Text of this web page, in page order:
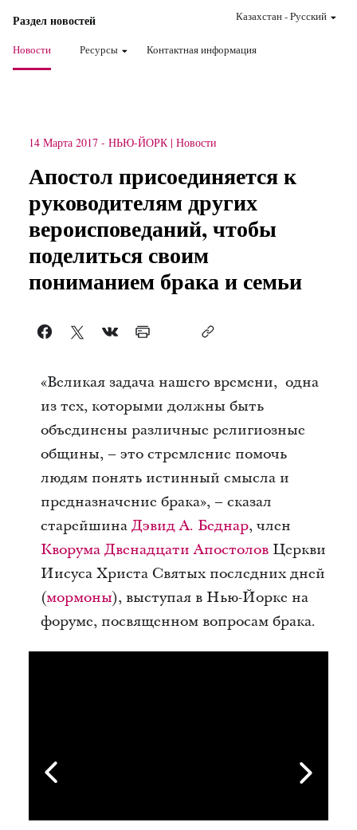
Раздел новостей
Новости Ресурсы Контактная информация
Казахстан-Pусский
14 Марта 2017 - НЬЮ-ЙОРК Новости
Апостол присоединяется к
руководителям других
вероисповеданий, чтобы
поделиться своим
пониманием брака и семьи
«Великая задача нашего времени, одна
из тех, которыми должны быть
объединены различные религиозные
общины, – это стремление помочь
людям понять истинный смысла и
предназначение брака», – сказал
старейшина Дэвид A. Беднар, член
Кворума Двенадцати АпостоловЦеркви
Иисуса Христа Святых последних дней
(мормоны), выступая в Нью-Йорке на
форуме, посвященном вопросам брака.